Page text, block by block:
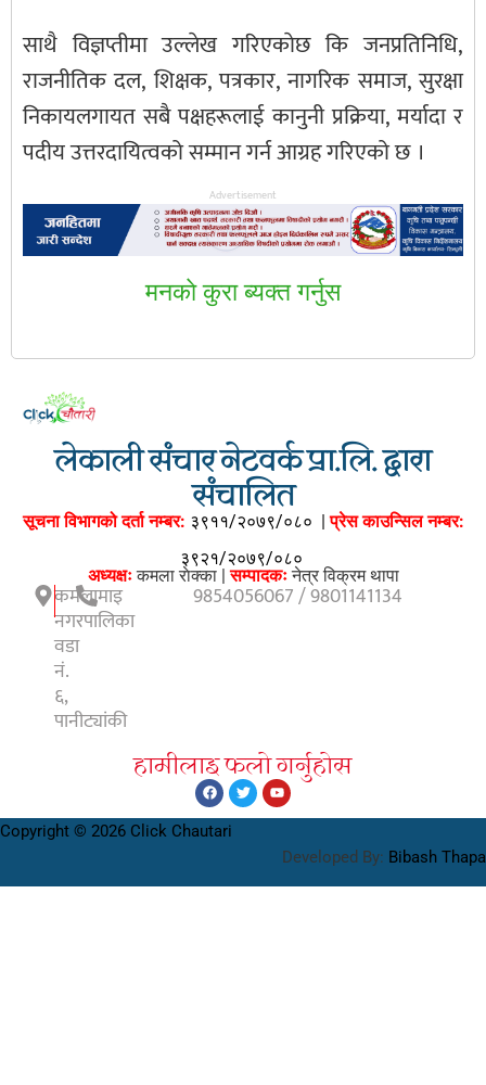
साथै विज्ञप्तीमा उल्लेख गरिएकाेछ कि जनप्रतिनिधि,
राजनीतिक दल, शिक्षक, पत्रकार, नागरिक समाज, सुरक्षा
निकायलगायत सबै पक्षहरूलाई कानुनी प्रक्रिया, मर्यादा र
पदीय उत्तरदायित्वको सम्मान गर्न आग्रह गरिएको छ ।
Advertisement
मनकाे कुरा ब्यक्त गर्नुस
लेकाली संचार नेटवर्क प्रा.लि. द्वारा
संचालित
सूचना विभागको दर्ता नम्बर: ३९११/२०७९/०८० |प्रेस काउन्सिल नम्बर:
३९२१/२०७९/०८०
अध्यक्षःकमला राेक्का |सम्पादकःनेत्र विक्रम थापा
कमलामाइ
नगरपालिका
वडा
नं.
६,
पानीट्यांकी
9854056067 / 9801141134
हामीलाइ फलाे गर्नुहाेस
Copyright © 2026 Click Chautari
Developed By: Bibash Thapa